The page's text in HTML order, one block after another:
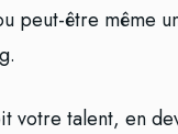
peut-être même
votre talent, en